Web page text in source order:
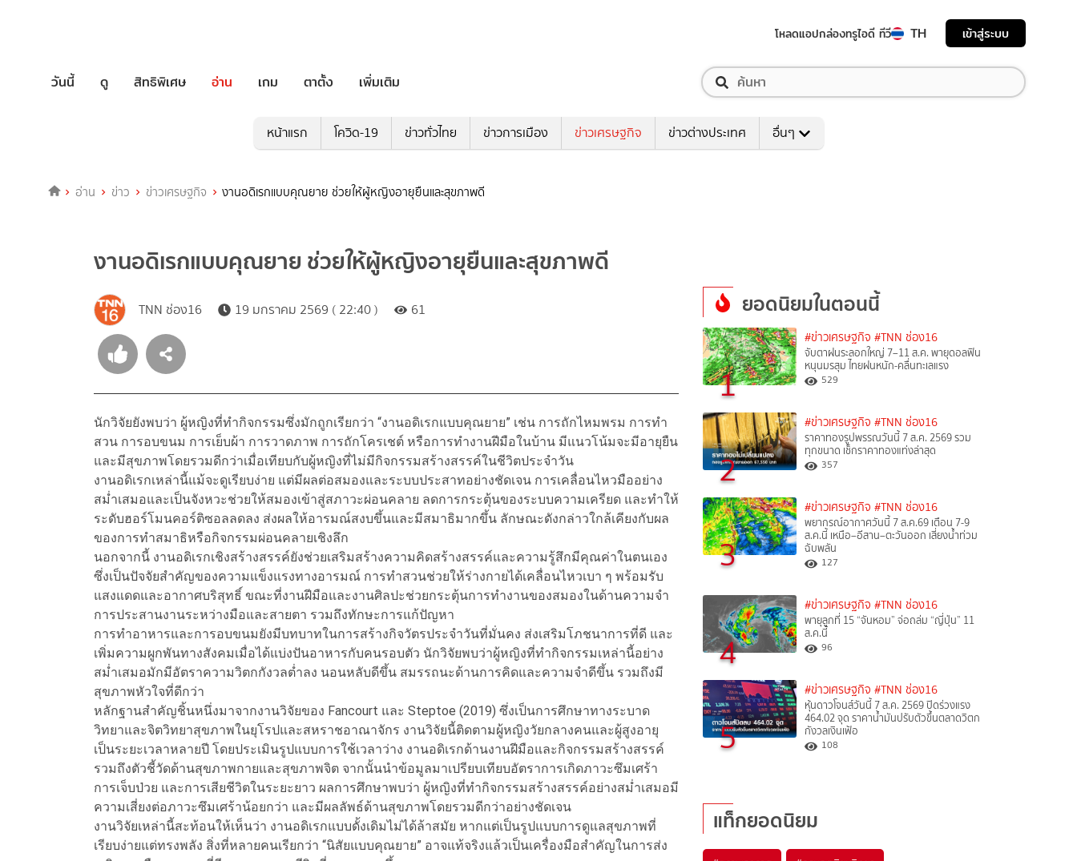
โหลดแอปกล่องทรูไอดี ทีวี TH เข้าสู่ระบบ
วันนี้ ดู สิทธิพิเศษ อ่าน เกม ตาตั้ง เพิ่มเติม
หน้าแรก โควิด-19 ข่าวทั่วไทย ข่าวการเมือง ข่าวเศรษฐกิจ ข่าวต่างประเทศ อื่นๆ
อ่าน ข่าว ข่าวเศรษฐกิจ งานอดิเรกแบบคุณยาย ช่วยให้ผู้หญิงอายุยืนและสุขภาพดี
งานอดิเรกแบบคุณยาย ช่วยให้ผู้หญิงอายุยืนและสุขภาพดี
TNN ช่อง16 19 มกราคม 2569 ( 22:40 ) 61
นักวิจัยยังพบว่า ผู้หญิงที่ทำกิจกรรมซึ่งมักถูกเรียกว่า “งานอดิเรกแบบคุณยาย” เช่น การถักไหมพรม การทำ
สวน การอบขนม การเย็บผ้า การวาดภาพ การถักโครเชต์ หรือการทำงานฝีมือในบ้าน มีแนวโน้มจะมีอายุยืน
และมีสุขภาพโดยรวมดีกว่าเมื่อเทียบกับผู้หญิงที่ไม่มีกิจกรรมสร้างสรรค์ในชีวิตประจำวัน
งานอดิเรกเหล่านี้แม้จะดูเรียบง่าย แต่มีผลต่อสมองและระบบประสาทอย่างชัดเจน การเคลื่อนไหวมืออย่าง
สม่ำเสมอและเป็นจังหวะช่วยให้สมองเข้าสู่สภาวะผ่อนคลาย ลดการกระตุ้นของระบบความเครียด และทำให้
ระดับฮอร์โมนคอร์ติซอลลดลง ส่งผลให้อารมณ์สงบขึ้นและมีสมาธิมากขึ้น ลักษณะดังกล่าวใกล้เคียงกับผล
ของการทำสมาธิหรือกิจกรรมผ่อนคลายเชิงลึก
นอกจากนี้ งานอดิเรกเชิงสร้างสรรค์ยังช่วยเสริมสร้างความคิดสร้างสรรค์และความรู้สึกมีคุณค่าในตนเอง
ซึ่งเป็นปัจจัยสำคัญของความแข็งแรงทางอารมณ์ การทำสวนช่วยให้ร่างกายได้เคลื่อนไหวเบา ๆ พร้อมรับ
แสงแดดและอากาศบริสุทธิ์ ขณะที่งานฝีมือและงานศิลปะช่วยกระตุ้นการทำงานของสมองในด้านความจำ
การประสานงานระหว่างมือและสายตา รวมถึงทักษะการแก้ปัญหา
การทำอาหารและการอบขนมยังมีบทบาทในการสร้างกิจวัตรประจำวันที่มั่นคง ส่งเสริมโภชนาการที่ดี และ
เพิ่มความผูกพันทางสังคมเมื่อได้แบ่งปันอาหารกับคนรอบตัว นักวิจัยพบว่าผู้หญิงที่ทำกิจกรรมเหล่านี้อย่าง
สม่ำเสมอมักมีอัตราความวิตกกังวลต่ำลง นอนหลับดีขึ้น สมรรถนะด้านการคิดและความจำดีขึ้น รวมถึงมี
สุขภาพหัวใจที่ดีกว่า
หลักฐานสำคัญชิ้นหนึ่งมาจากงานวิจัยของ Fancourt และ Steptoe (2019) ซึ่งเป็นการศึกษาทางระบาด
วิทยาและจิตวิทยาสุขภาพในยุโรปและสหราชอาณาจักร งานวิจัยนี้ติดตามผู้หญิงวัยกลางคนและผู้สูงอายุ
เป็นระยะเวลาหลายปี โดยประเมินรูปแบบการใช้เวลาว่าง งานอดิเรกด้านงานฝีมือและกิจกรรมสร้างสรรค์
รวมถึงตัวชี้วัดด้านสุขภาพกายและสุขภาพจิต จากนั้นนำข้อมูลมาเปรียบเทียบอัตราการเกิดภาวะซึมเศร้า
การเจ็บป่วย และการเสียชีวิตในระยะยาว ผลการศึกษาพบว่า ผู้หญิงที่ทำกิจกรรมสร้างสรรค์อย่างสม่ำเสมอมี
ความเสี่ยงต่อภาวะซึมเศร้าน้อยกว่า และมีผลลัพธ์ด้านสุขภาพโดยรวมดีกว่าอย่างชัดเจน
งานวิจัยเหล่านี้สะท้อนให้เห็นว่า งานอดิเรกแบบดั้งเดิมไม่ได้ล้าสมัย หากแต่เป็นรูปแบบการดูแลสุขภาพที่
เรียบง่ายแต่ทรงพลัง สิ่งที่หลายคนเรียกว่า “นิสัยแบบคุณยาย” อาจแท้จริงแล้วเป็นเครื่องมือสำคัญในการส่ง
ยอดนิยมในตอนนี้
1
#ข่าวเศรษฐกิจ #TNN ช่อง16
จับตาฝนระลอกใหญ่ 7–11 ส.ค. พายุดอลฟิน
หนุนมรสุม ไทยฝนหนัก-คลื่นทะเลแรง
529
2
#ข่าวเศรษฐกิจ #TNN ช่อง16
ราคาทองรูปพรรณวันนี้ 7 ส.ค. 2569 รวม
ทุกขนาด เช็กราคาทองแท่งล่าสุด
357
3
#ข่าวเศรษฐกิจ #TNN ช่อง16
พยากรณ์อากาศวันนี้ 7 ส.ค.69 เตือน 7-9
ส.ค.นี้ เหนือ–อีสาน–ตะวันออก เสี่ยงน้ำท่วม
ฉับพลัน
127
4
#ข่าวเศรษฐกิจ #TNN ช่อง16
พายุลูกที่ 15 “จันหอม” จ่อถล่ม “ญี่ปุ่น” 11
ส.ค.นี้
96
5
#ข่าวเศรษฐกิจ #TNN ช่อง16
หุ้นดาวโจนส์วันนี้ 7 ส.ค. 2569 ปิดร่วงแรง
464.02 จุด ราคาน้ำมันปรับตัวขึ้นตลาดวิตก
กังวลเงินเฟ้อ
108
แท็กยอดนิยม